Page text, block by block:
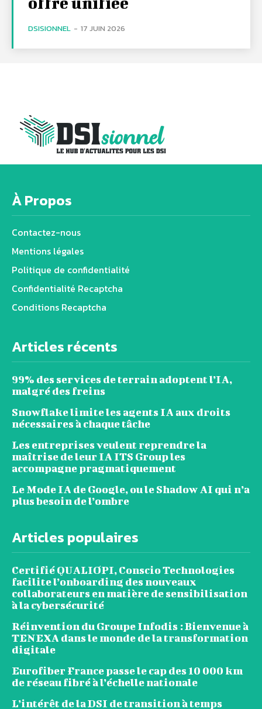
DSISIONNEL - 17 JUIN 2026
À Propos
Contactez-nous
Mentions légales
Politique de confidentialité
Confidentialité Recaptcha
Conditions Recaptcha
Articles récents
99% des services de terrain adoptent l’IA,
malgré des freins
Snowflake limite les agents IA aux droits
nécessaires à chaque tâche
Les entreprises veulent reprendre la
maîtrise de leur IA ITS Group les
accompagne pragmatiquement
Le Mode IA de Google, ou le Shadow AI qui n’a
plus besoin de l’ombre
Articles populaires
Certifié QUALIOPI, Conscio Technologies
facilite l’onboarding des nouveaux
collaborateurs en matière de sensibilisation
à la cybersécurité
Réinvention du Groupe Infodis : Bienvenue à
TENEXA dans le monde de la transformation
digitale
Eurofiber France passe le cap des 10 000 km
de réseau fibré à l’échelle nationale
L’intérêt de la DSI de transition à temps